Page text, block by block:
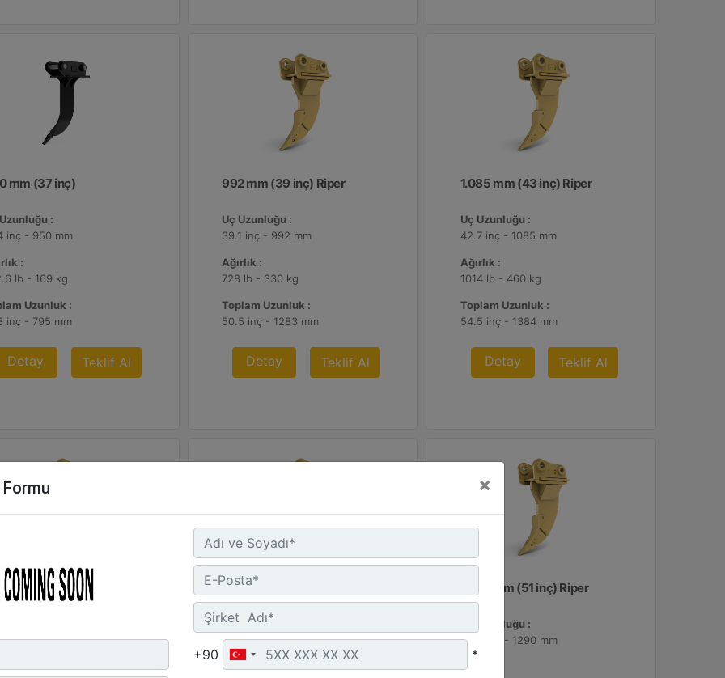
mm (37 inç)
:
inç - 950 mm
:
lb - 169 kg
Uzunluk :
inç - 795 mm
Detay Teklif Al
992 mm (39 inç) Riper
Uç Uzunluğu :
39.1 inç - 992 mm
Ağırlık :
728 lb - 330 kg
Toplam Uzunluk :
50.5 inç - 1283 mm
Detay Teklif Al
1.085 mm (43 inç) Riper
Uç Uzunluğu :
42.7 inç - 1085 mm
Ağırlık :
1014 lb - 460 kg
Toplam Uzunluk :
54.5 inç - 1384 mm
Detay Teklif Al
mm (51 inç) Riper
inç - 1290 mm
:
1.290 mm (51 inç) Riper
Uç Uzunluğu :
50.8 inç - 1290 mm
Ağırlık :
1.290 mm (51 inç) Riper
Uç Uzunluğu :
50.8 inç - 1290 mm
Ağırlık :
×
+90 *